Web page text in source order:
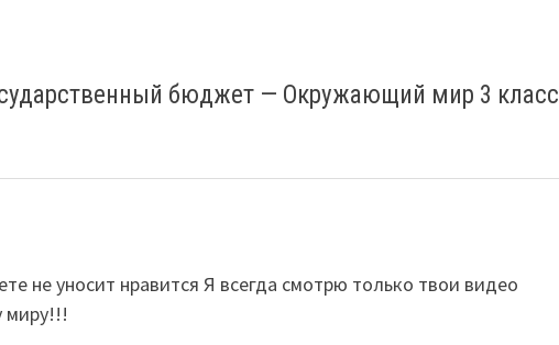
бюджет — Окружающий мир 3 класс
не уносит нравится Я всегда смотрю только твои видео
миру!!!